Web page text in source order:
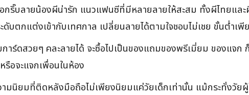
กริ๊บลายน้องผีน่ารัก แนวแฟนซีที่มีหลายลายให้สะสม ทั้งผีไทยแ
ตกแต่งเข้ากับเทศกาล เปลี่ยนลายได้ตามใจชอบไม่เชย ขั้นต่ำเ
ร์ดสวยๆ คละลายได้ จะซื้อไปเป็นของแถมของพรีเมี่ยม ของแ
รือจะแจกเพื่อนในห้อง
มนิยมที่ติดหลังมือถือไม่เพียงนิยมแค่วัยเด็กเท่านั้น แม้กระทั่งวัย